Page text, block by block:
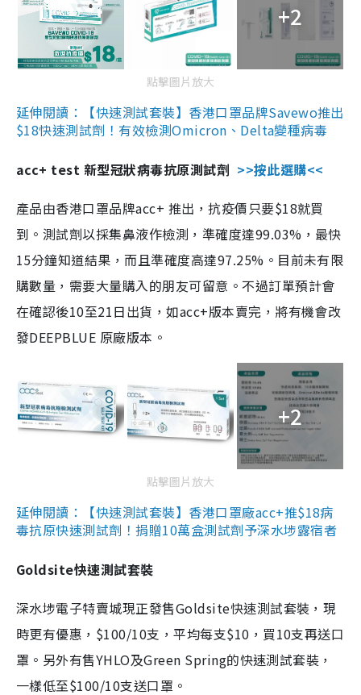
+2
點擊圖片放大
延伸閱讀：【快速測試套裝】香港口罩品牌Savewo推出
$18快速測試劑！有效檢測Omicron、Delta變種病毒
acc+ test 新型冠狀病毒抗原測試劑 >>按此選購<<
產品由香港口罩品牌acc+ 推出，抗疫價只要$18就買
到。測試劑以採集鼻液作檢測，準確度達99.03%，最快
15分鐘知道結果，而且準確度高達97.25%。目前未有限
購數量，需要大量購入的朋友可留意。不過訂單預計會
在確認後10至21日出貨，如acc+版本賣完，將有機會改
發DEEPBLUE 原廠版本。
+2
點擊圖片放大
延伸閱讀：【快速測試套裝】香港口罩廠acc+推$18病
毒抗原快速測試劑！捐贈10萬盒測試劑予深水埗露宿者
Goldsite快速測試套裝
深水埗電子特賣城現正發售Goldsite快速測試套裝，現
時更有優惠，$100/10支，平均每支$10，買10支再送口
罩。另外有售YHLO及Green Spring的快速測試套裝，
一樣低至$100/10支送口罩。